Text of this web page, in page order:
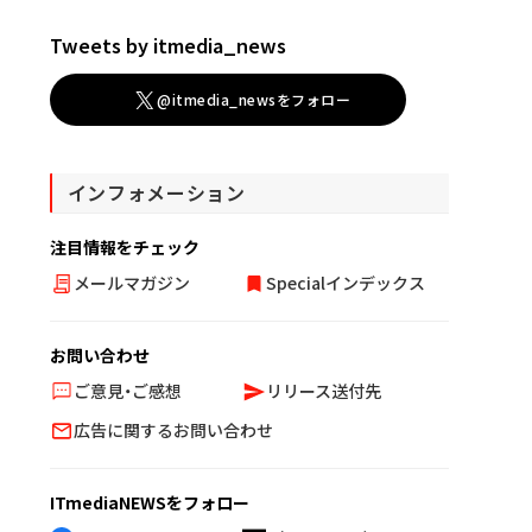
Tweets by itmedia_news
@itmedia_newsをフォロー
インフォメーション
注目情報をチェック
メールマガジン
Specialインデックス
お問い合わせ
ご意見・ご感想
リリース送付先
広告に関するお問い合わせ
ITmediaNEWSをフォロー